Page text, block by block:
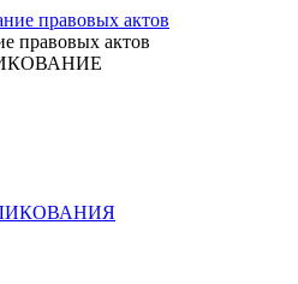
правовых актов